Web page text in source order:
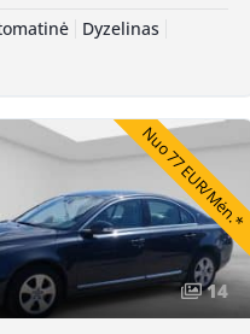
Dyzelinas
Nuo 77 EUR/Mėn.*
14